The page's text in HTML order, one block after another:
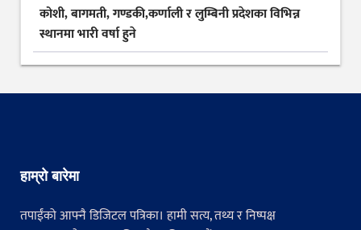
कोशी, बागमती, गण्डकी,कर्णाली र लुम्बिनी प्रदेशका विभिन्न
स्थानमा भारी वर्षा हुने
हाम्रो बारेमा
तपाईंको आफ्नै डिजिटल पत्रिका। हामी सत्य, तथ्य र निष्पक्ष